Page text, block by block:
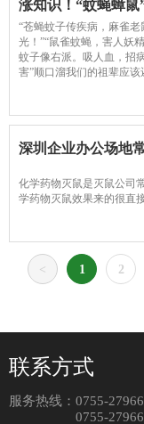
涨知识！“蚊蝇蟑鼠”在劫
“苍蝇蚊子传疾病，麻雀
光！”“鼠雀蚊蝇，害人妖
蚊子像右派。吸人血，招
害”顺口溜我们的祖辈应该
深圳企业办公场地常
化学药物灭鼠是灭鼠公司
学药物灭鼠效果来的很直
< 1 2
联系方式
服务热线： 0755-
0755-